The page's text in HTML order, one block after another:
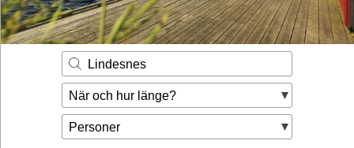
Husägare
Lindesnes
När och hur länge?
Personer